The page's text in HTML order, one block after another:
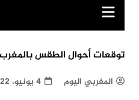
توقعات أحوال الطقس بالمغرب اليوم
المغربي اليوم 4 يونيو، 2022